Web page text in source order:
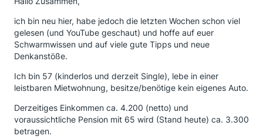
ich bin neu hier, habe jedoch die letzten Wochen schon viel
gelesen (und YouTube geschaut) und hoffe auf euer
Schwarmwissen und auf viele gute Tipps und neue
Denkanstöße.
Ich bin 57 (kinderlos und derzeit Single), lebe in einer
leistbaren Mietwohnung, besitze/benötige kein eigenes Auto.
Derzeitiges Einkommen ca. 4.200 (netto) und
voraussichtliche Pension mit 65 wird (Stand heute) ca. 3.300
betragen.